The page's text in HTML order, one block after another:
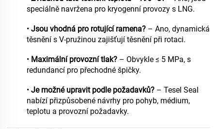
speciálně navržena pro kryogenní provozy s LNG.
• Jsou vhodná pro rotující ramena? – Ano, dynamická
těsnění s V-pružinou zajišťují těsnění při rotaci.
• Maximální provozní tlak? – Obvykle ≤ 5 MPa, s
redundancí pro přechodné špičky.
• Je možné upravit podle požadavků? – Tesel Seal
nabízí přizpůsobené návrhy pro pohyb, médium,
teplotu a provozní požadavky.